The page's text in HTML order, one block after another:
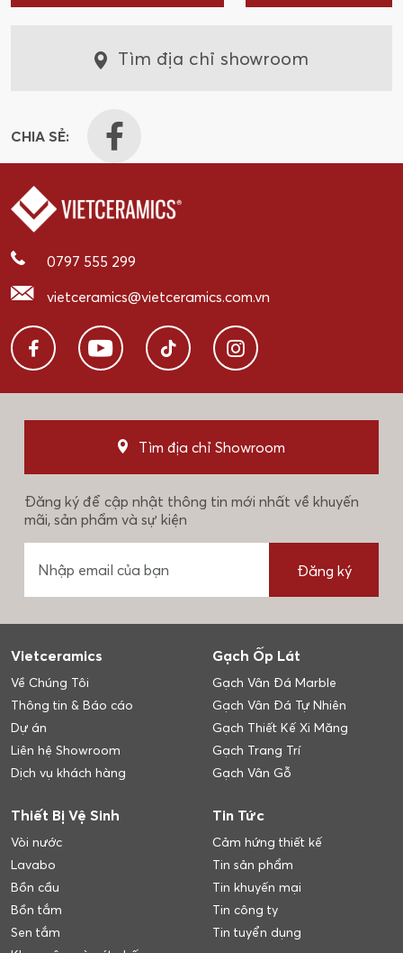
Tìm địa chỉ showroom
CHIA SẺ:
0797 555 299
vietceramics@vietceramics.com.vn
Tìm địa chỉ Showroom
Đăng ký để cập nhật thông tin mới nhất về khuyến
mãi, sản phẩm và sự kiện
Đăng ký
Vietceramics
Về Chúng Tôi
Thông tin & Báo cáo
Dự án
Liên hệ Showroom
Dịch vụ khách hàng
Gạch Ốp Lát
Gạch Vân Đá Marble
Gạch Vân Đá Tự Nhiên
Gạch Thiết Kế Xi Măng
Gạch Trang Trí
Gạch Vân Gỗ
Thiết Bị Vệ Sinh
Vòi nước
Lavabo
Bồn cầu
Bồn tắm
Sen tắm
Tin Tức
Cảm hứng thiết kế
Tin sản phẩm
Tin khuyến mại
Tin công ty
Tin tuyển dụng